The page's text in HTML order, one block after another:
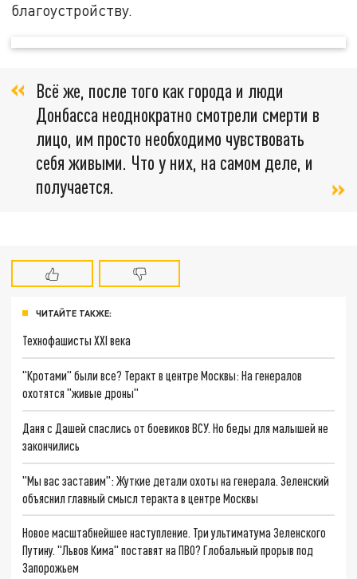
благоустройству.
Всё же, после того как города и люди
Донбасса неоднократно смотрели смерти в
лицо, им просто необходимо чувствовать
себя живыми. Что у них, на самом деле, и
получается.
ЧИТАЙТЕ ТАКЖЕ:
Технофашисты XXI века
"Кротами" были все? Теракт в центре Москвы: На генералов
охотятся "живые дроны"
Даня с Дашей спаслись от боевиков ВСУ. Но беды для малышей не
закончились
"Мы вас заставим": Жуткие детали охоты на генерала. Зеленский
объяснил главный смысл теракта в центре Москвы
Новое масштабнейшее наступление. Три ультиматума Зеленского
Путину. "Львов Кима" поставят на ПВО? Глобальный прорыв под
Запорожьем